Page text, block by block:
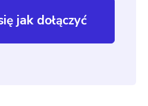
jak dołączyć